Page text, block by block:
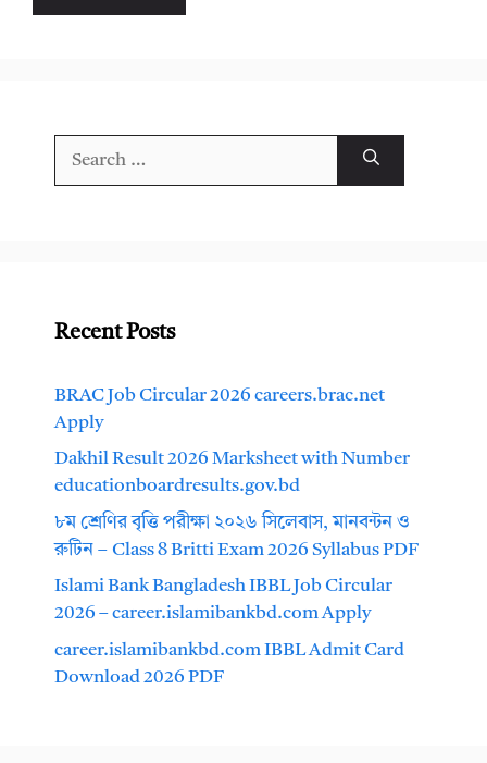
Recent Posts
BRAC Job Circular 2026 careers.brac.net
Apply
Dakhil Result 2026 Marksheet with Number
educationboardresults.gov.bd
৮ম শ্রেণির বৃত্তি পরীক্ষা ২০২৬ সিলেবাস, মানবন্টন ও
রুটিন – Class 8 Britti Exam 2026 Syllabus PDF
Islami Bank Bangladesh IBBL Job Circular
2026 – career.islamibankbd.com Apply
career.islamibankbd.com IBBL Admit Card
Download 2026 PDF